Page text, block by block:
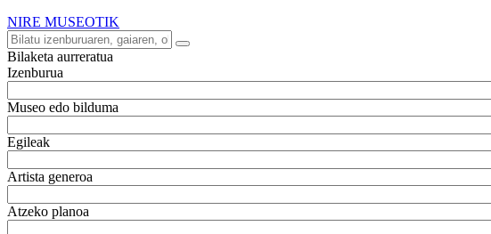
NIRE MUSEOTIK
Bilaketa aurreratua
Izenburua
Museo edo bilduma
Egileak
Artista generoa
Atzeko planoa